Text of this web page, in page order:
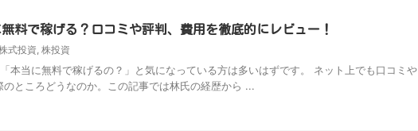
料で稼げる？口コミや評判、費用を徹底的にレビュー！
式投資, 株投資
本当に無料で稼げるの？」と気になっている方は多いはずです。 ネット上でも口コミや
ところどうなのか。この記事では林氏の経歴から ...